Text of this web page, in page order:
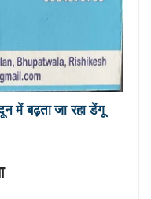
बढ़ता जा रहा डेंगू